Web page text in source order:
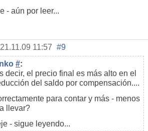
- aún por leer...
11:57 #9
#:
decir, el precio final es más alto en el
del saldo por compensación....
para contar y más - menos
llevar?
- sigue leyendo...